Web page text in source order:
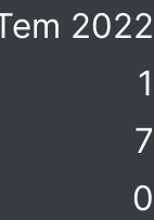
2022
1
7
0